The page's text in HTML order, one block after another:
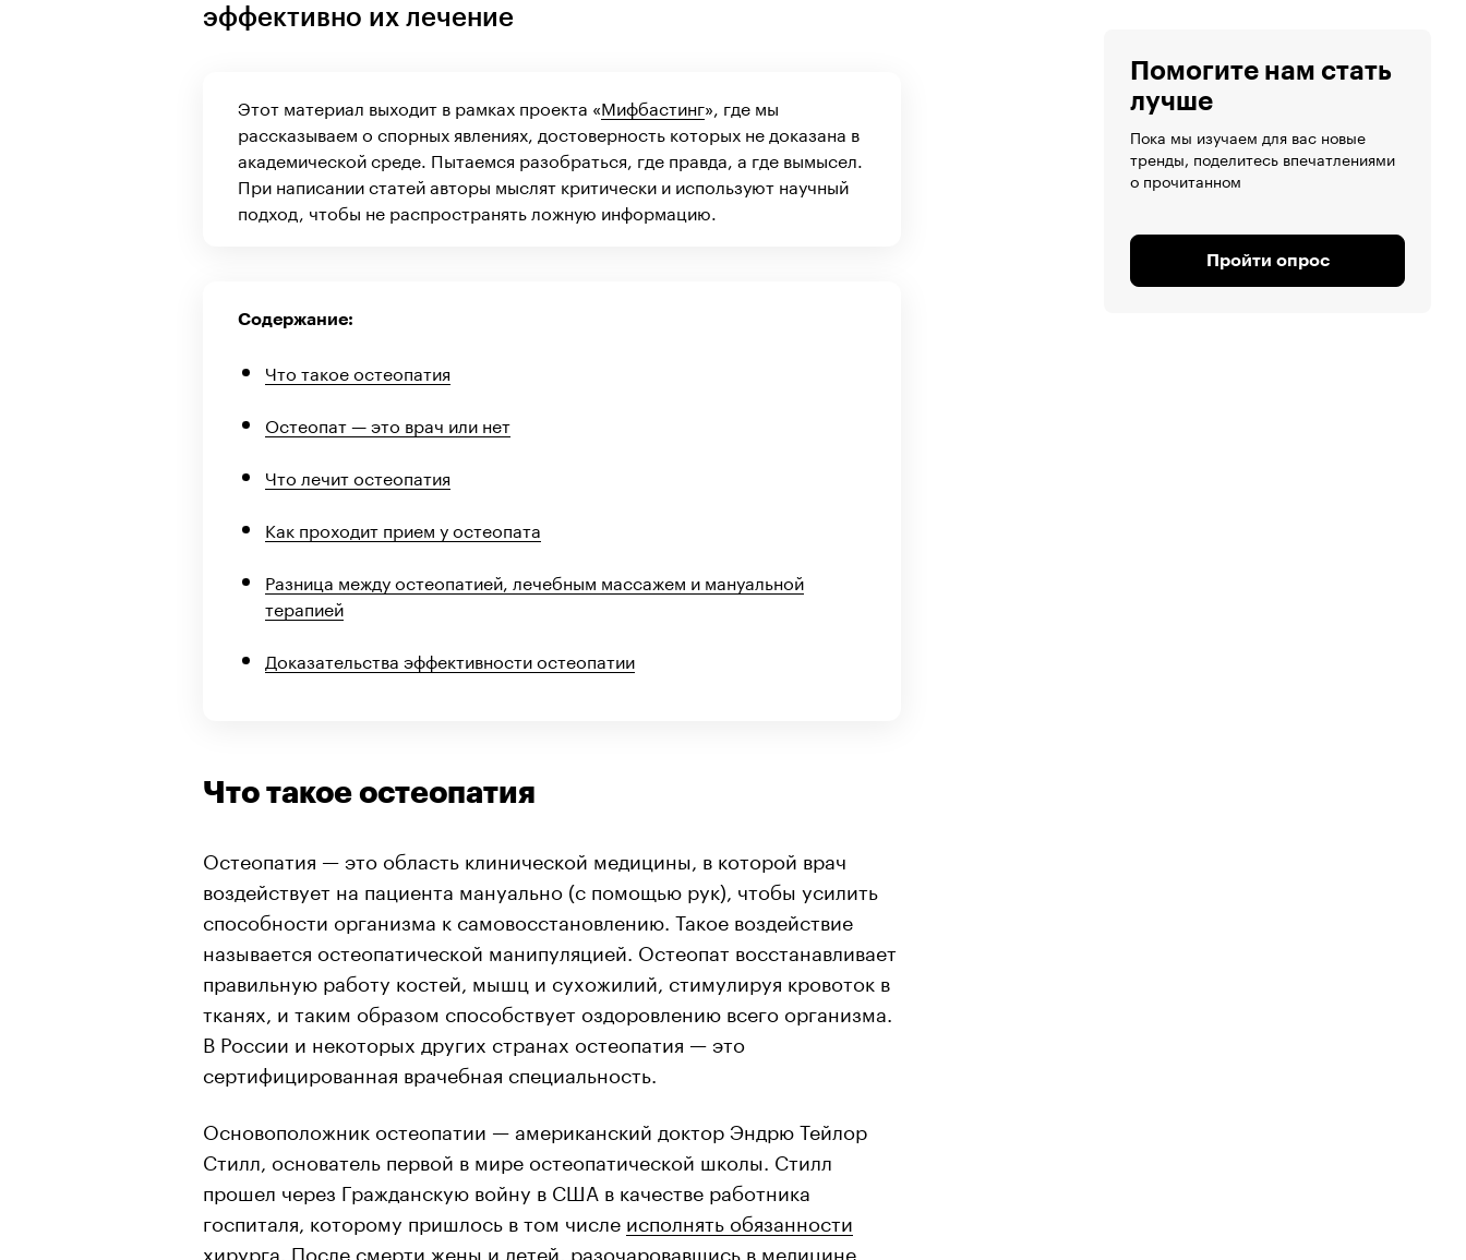
эффективно их лечение
Этот материал выходит в рамках проекта «Мифбастинг», где мы
рассказываем о спорных явлениях, достоверность которых не доказана в
академической среде. Пытаемся разобраться, где правда, а где вымысел.
При написании статей авторы мыслят критически и используют научный
подход, чтобы не распространять ложную информацию.
Содержание:
Что такое остеопатия
Остеопат — это врач или нет
Что лечит остеопатия
Как проходит прием у остеопата
Разница между остеопатией, лечебным массажем и мануальной
терапией
Доказательства эффективности остеопатии
Что такое остеопатия
Остеопатия — это область клинической медицины, в которой врач
воздействует на пациента мануально (с помощью рук), чтобы усилить
способности организма к самовосстановлению. Такое воздействие
называется остеопатической манипуляцией. Остеопат восстанавливает
правильную работу костей, мышц и сухожилий, стимулируя кровоток в
тканях, и таким образом способствует оздоровлению всего организма.
В России и некоторых других странах остеопатия — это
сертифицированная врачебная специальность.
Основоположник остеопатии — американский доктор Эндрю Тейлор
Стилл, основатель первой в мире остеопатической школы. Стилл
прошел через Гражданскую войну в США в качестве работника
госпиталя, которому пришлось в том числе исполнять обязанности
хирурга . После смерти жены и детей, разочаровавшись в медицине
Помогите нам стать
лучше
Пока мы изучаем для вас новые
тренды, поделитесь впечатлениями
о прочитанном
Пройти опрос